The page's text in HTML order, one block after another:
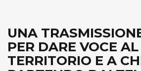
UNA
PER DARE VOCE AL
TERRITORIO E A